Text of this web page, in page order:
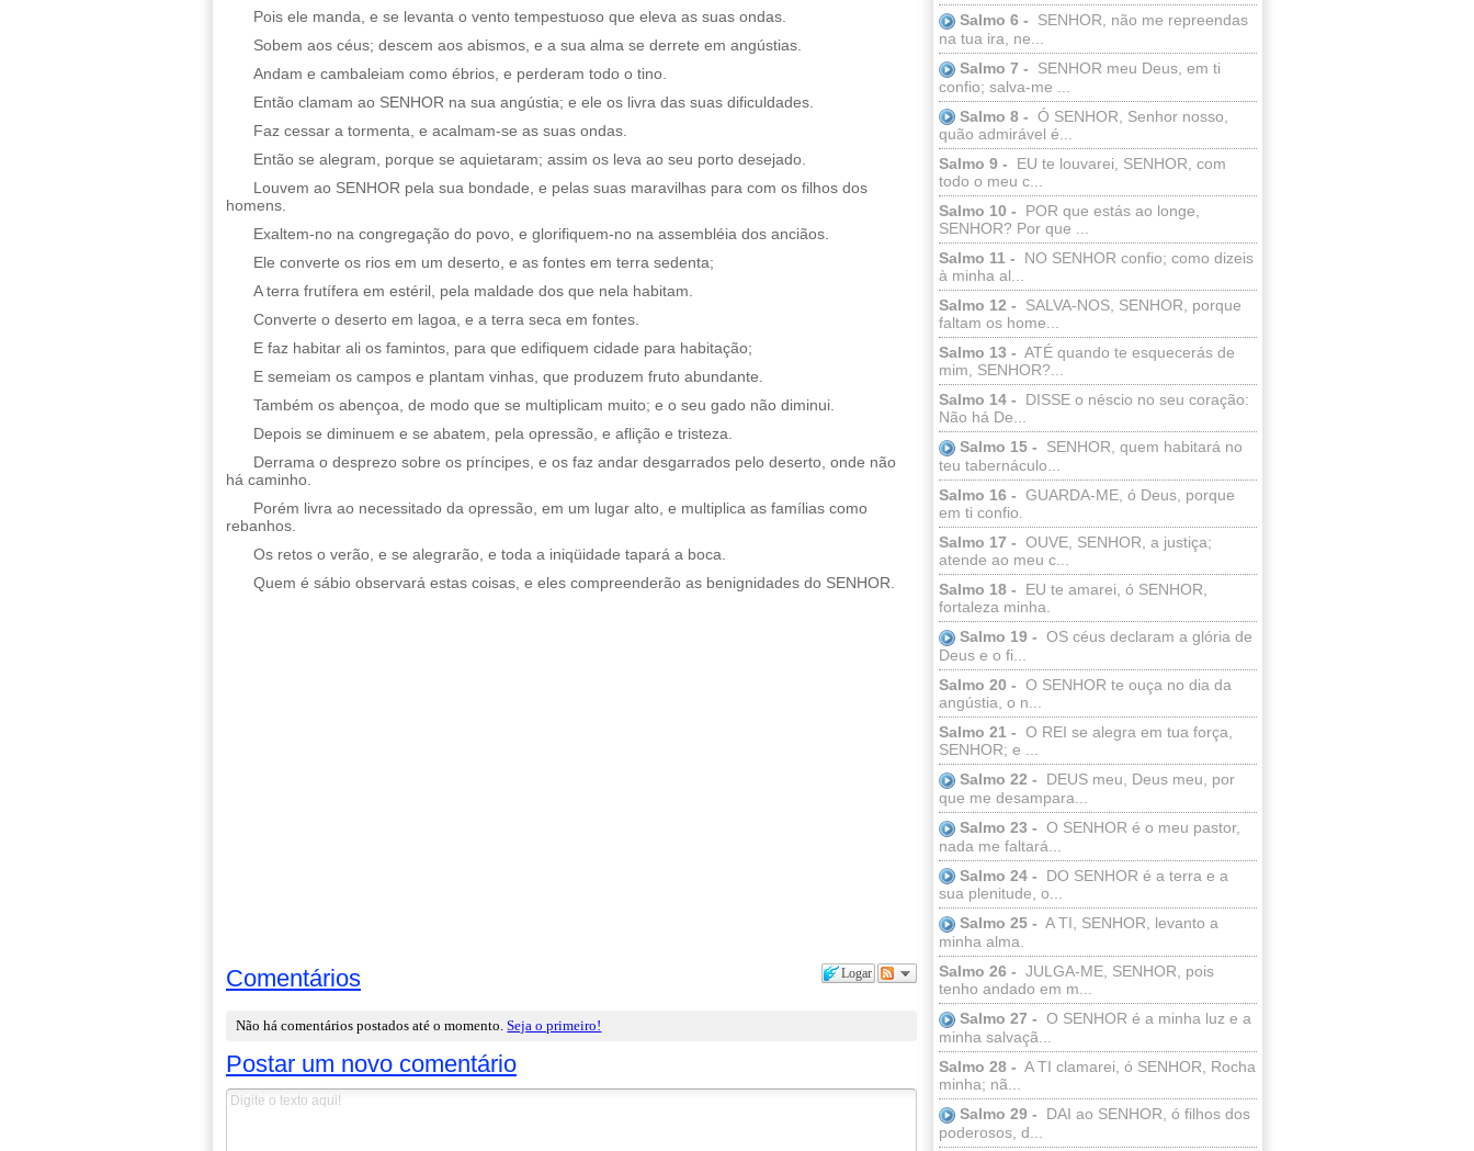
Salmo 6 -
SENHOR, não me repreendas
na tua ira, ne...
Salmo 7 -
SENHOR meu Deus, em ti
confio; salva-me ...
Salmo 8 - Ó SENHOR, Senhor nosso,
quão admirável é...
Salmo 9 -
EU te louvarei, SENHOR, com
todo o meu c...
Salmo 10 -
POR que estás ao longe,
SENHOR? Por que ...
Salmo 11 -
NO SENHOR confio; como dizeis
à minha al...
Salmo 12 -
SALVA-NOS, SENHOR, porque
faltam os home...
Salmo 13 - ATÉ quando te esquecerás de
mim, SENHOR?...
Salmo 14 -
DISSE o néscio no seu coração:
Não há De...
Salmo 15 -
SENHOR, quem habitará no
teu tabernáculo...
Salmo 16 - GUARDA-ME, ó Deus, porque
em ti confio.
Salmo 17 - OUVE, SENHOR, a justiça;
atende ao meu c...
Salmo 18 -
EU te amarei, ó SENHOR,
fortaleza minha.
Salmo 19 - OS céus declaram a glória de
Deus e o fi...
Salmo 20 - O SENHOR te ouça no dia da
angústia, o n...
Salmo 21 - O REI se alegra em tua força,
SENHOR; e ...
Salmo 22 -
DEUS meu, Deus meu, por
que me desampara...
Salmo 23 - O SENHOR é o meu pastor,
nada me faltará...
Salmo 24 -
DO SENHOR é a terra e a
sua plenitude, o...
Salmo 25 - A TI, SENHOR, levanto a
minha alma.
Salmo 26 - JULGA-ME, SENHOR, pois
tenho andado em m...
Salmo 27 - O SENHOR é a minha luz e a
minha salvaçã...
Salmo 28 - A TI clamarei, ó SENHOR, Rocha
minha; nã...
Salmo 29 -
DAI ao SENHOR, ó filhos dos
poderosos, d...
Pois ele manda, e se levanta o vento tempestuoso que eleva as suas ondas.
Sobem aos céus; descem aos abismos, e a sua alma se derrete em angústias.
Andam e cambaleiam como ébrios, e perderam todo o tino.
Então clamam ao SENHOR na sua angústia; e ele os livra das suas dificuldades.
Faz cessar a tormenta, e acalmam-se as suas ondas.
Então se alegram, porque se aquietaram; assim os leva ao seu porto desejado.
Louvem ao SENHOR pela sua bondade, e pelas suas maravilhas para com os filhos dos
homens.
Exaltem-no na congregação do povo, e glorifiquem-no na assembléia dos anciãos.
Ele converte os rios em um deserto, e as fontes em terra sedenta;
A terra frutífera em estéril, pela maldade dos que nela habitam.
Converte o deserto em lagoa, e a terra seca em fontes.
E faz habitar ali os famintos, para que edifiquem cidade para habitação;
E semeiam os campos e plantam vinhas, que produzem fruto abundante.
Também os abençoa, de modo que se multiplicam muito; e o seu gado não diminui.
Depois se diminuem e se abatem, pela opressão, e aflição e tristeza.
Derrama o desprezo sobre os príncipes, e os faz andar desgarrados pelo deserto, onde não
há caminho.
Porém livra ao necessitado da opressão, em um lugar alto, e multiplica as famílias como
rebanhos.
Os retos o verão, e se alegrarão, e toda a iniqüidade tapará a boca.
Quem é sábio observará estas coisas, e eles compreenderão as benignidades do SENHOR.
Logar
Comentários
Não há comentários postados até o momento.Seja o primeiro!
Postar um novo comentário